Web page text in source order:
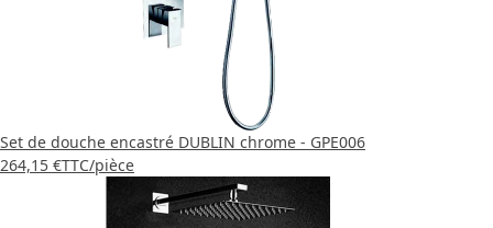
Set de douche encastré DUBLIN chrome - GPE006
264,15 €TTC/pièce